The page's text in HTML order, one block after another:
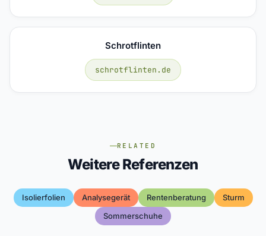
Schrotflinten
schrotflinten.de
RELATED
Weitere Referenzen
Isolierfolien Analysegerät Rentenberatung
Sturm
Sommerschuhe